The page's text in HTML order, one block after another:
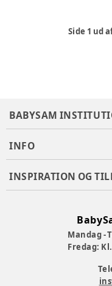
Side 1 ud
BABYSAM
INFO
INSPIRATION OG
Mandag -
Fredag: Kl.